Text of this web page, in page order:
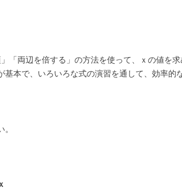
「両辺を倍する」の方法を使って、ｘの値を
基本で、いろいろな式の演習を通して、効率的